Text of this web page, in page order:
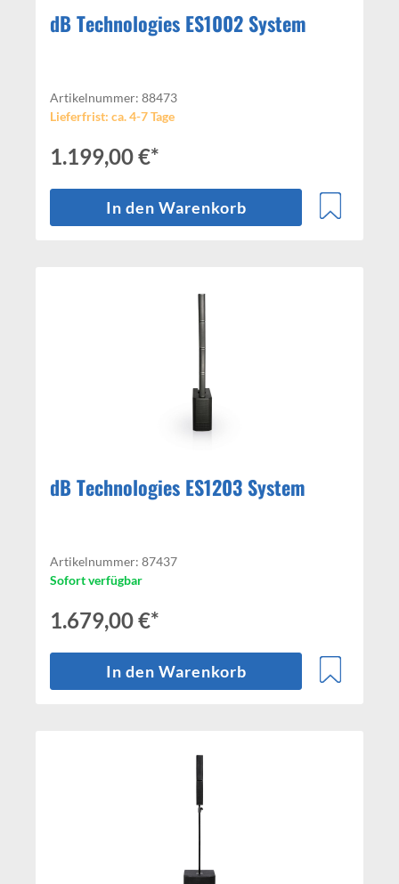
dB Technologies ES1002 System
Artikelnummer: 88473
Lieferfrist: ca. 4-7 Tage
1.199,00 €*
In den Warenkorb
dB Technologies ES1203 System
Artikelnummer: 87437
Sofort verfügbar
1.679,00 €*
In den Warenkorb